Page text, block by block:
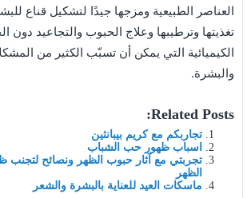
العناصر الطبيعية ومزجها جيدًا لتشكيل قناع
تغذيتها وترطيبها وعلاج الحبوب والتجاعيد دون
الكيميائية التي يمكن أن تسبّب الكثير من
والبشرة.
Related Posts:
تجاربكم مع كريم بيبانثين
اسباب ظهور حب الشباب
تجربتي مع آثار حبوب الظهر ونصائح لتجنب
الظهر
ماسكات العيد للعناية بالبشرة والشعر